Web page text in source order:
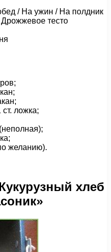
/ На ужин / На полдник
тесто
ложка;
желанию).
хлеб